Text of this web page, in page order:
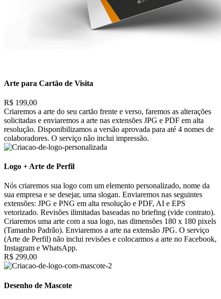
Arte para Cartão de Visita
R$ 199,00
Criaremos a arte do seu cartão frente e verso, faremos as alterações
solicitadas e enviaremos a arte nas extensões JPG e PDF em alta
resolução. Disponibilizamos a versão aprovada para até 4 nomes de
colaboradores. O serviço não inclui impressão.
Logo + Arte de Perfil
Nós criaremos sua logo com um elemento personalizado, nome da
sua empresa e se desejar, uma slogan. Enviaremos nas seguintes
extensões: JPG e PNG em alta resolução e PDF, AI e EPS
vetorizado. Revisões ilimitadas baseadas no briefing (vide contrato).
Criaremos uma arte com a sua logo, nas dimensões 180 x 180 pixels
(Tamanho Padrão). Enviaremos a arte na extensão JPG. O serviço
(Arte de Perfil) não inclui revisões e colocarmos a arte no Facebook,
Instagram e WhatsApp.
R$ 299,00
Desenho de Mascote